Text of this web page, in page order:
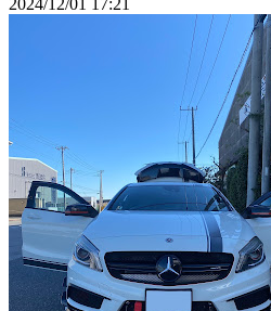
2024/12/01 17:21